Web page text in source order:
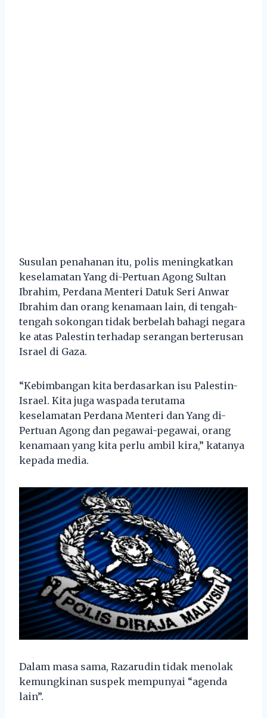
Susulan penahanan itu, polis meningkatkan
keselamatan Yang di-Pertuan Agong Sultan
Ibrahim, Perdana Menteri Datuk Seri Anwar
Ibrahim dan orang kenamaan lain, di tengah-
tengah sokongan tidak berbelah bahagi negara
ke atas Palestin terhadap serangan berterusan
Israel di Gaza.
“Kebimbangan kita berdasarkan isu Palestin-
Israel. Kita juga waspada terutama
keselamatan Perdana Menteri dan Yang di-
Pertuan Agong dan pegawai-pegawai, orang
kenamaan yang kita perlu ambil kira,” katanya
kepada media.
Dalam masa sama, Razarudin tidak menolak
kemungkinan suspek mempunyai “agenda
lain”.